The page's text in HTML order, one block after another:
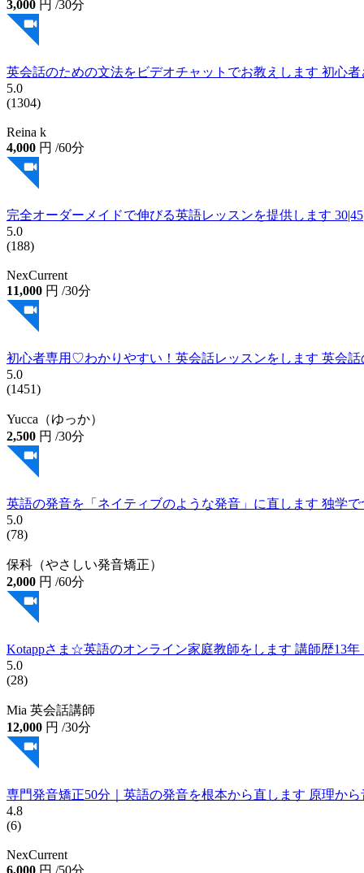
Zabun
3,000円
英会話のための文法をビデオチャットでお教えします 初心
5.0
Reina k
4,000円
完全オーダーメイドで伸びる英語レッスンを提供します
5.0
NexCurrent
11,000
初心者専用♡わかりやすい！英会話レッスンをします 英会
5.0
Yucca（ゆっか）
2,500円
英語の発音を「ネイティブのような発音」に直します 独学
5.0
(78)
保科（やさしい発音矯正）
2,000円
Kotappさま☆英語のオンライン家庭教師をします 講師歴13
5.0
(28)
Mia 英会話講師
12,000
専門発音矯正50分｜英語の発音を根本から直します 原理か
(6)